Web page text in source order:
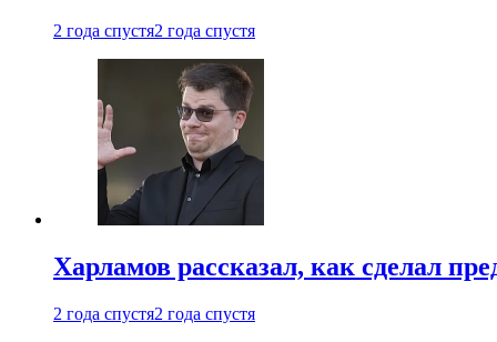
2 года спустя2 года спустя
Харламов рассказал, как сделал
2 года спустя2 года спустя